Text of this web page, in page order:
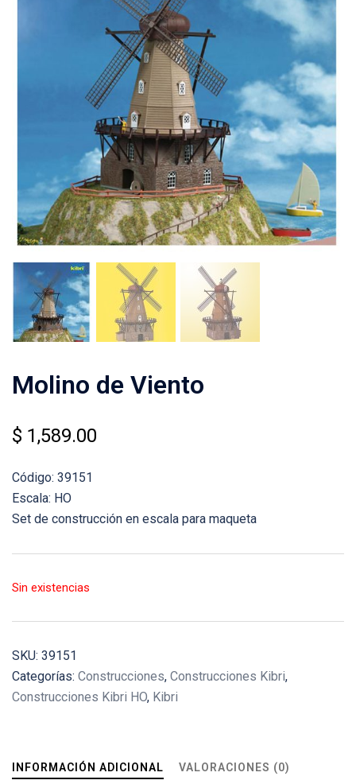
Molino de Viento
$ 1,589.00
Código: 39151
Escala: HO
Set de construcción en escala para maqueta
Sin existencias
SKU: 39151
Categorías: Construcciones, Construcciones Kibri,
Construcciones Kibri HO, Kibri
INFORMACIÓN ADICIONAL VALORACIONES (0)